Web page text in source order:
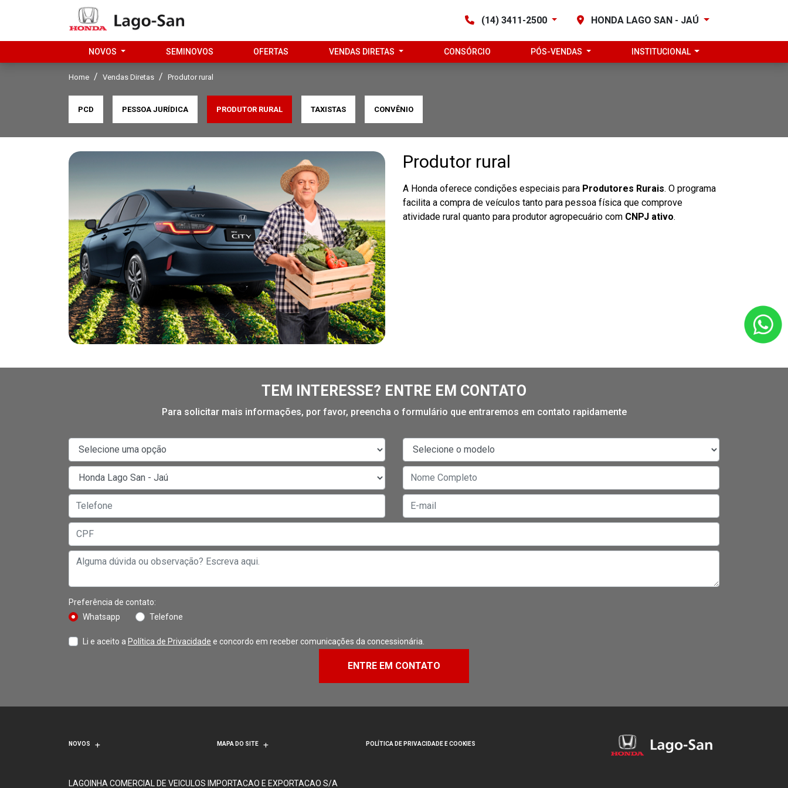
(14) 3411-2500 HONDA LAGO SAN - JAÚ
NOVOS SEMINOVOS OFERTAS VENDAS DIRETAS CONSÓRCIO PÓS-VENDAS INSTITUCIONAL
Home Vendas Diretas Produtor rural
PCD PESSOA JURÍDICA PRODUTOR RURAL TAXISTAS CONVÊNIO
Produtor rural
A Honda oferece condições especiais para Produtores Rurais. O programa
facilita a compra de veículos tanto para pessoa física que comprove
atividade rural quanto para produtor agropecuário com CNPJ ativo.
TEM INTERESSE? ENTRE EM CONTATO
Para solicitar mais informações, por favor, preencha o formulário que entraremos em contato rapidamente
Preferência de contato:
Whatsapp
Telefone
Li e aceito a Política de Privacidade e concordo em receber comunicações da concessionária.
ENTRE EM CONTATO
NOVOS MAPA DO SITE POLÍTICA DE PRIVACIDADE E COOKIES
LAGOINHA COMERCIAL DE VEICULOS IMPORTACAO E EXPORTACAO S/A